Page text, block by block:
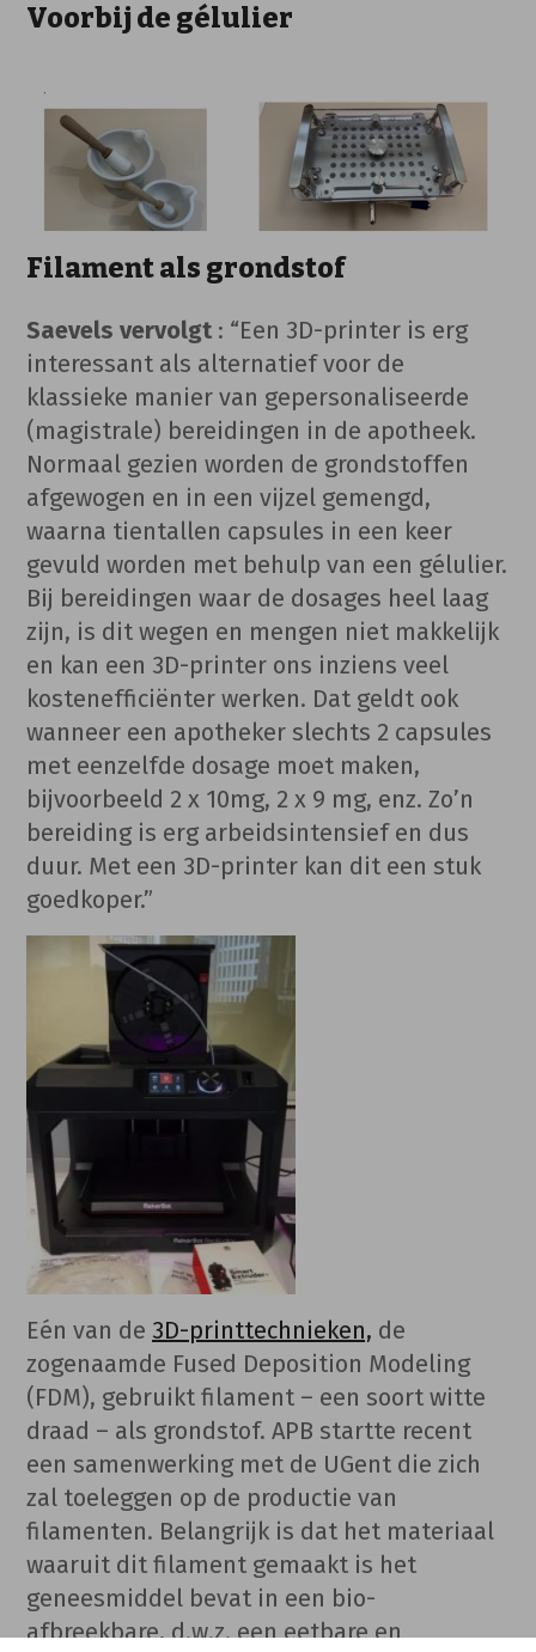
Voorbij de gélulier
Filament als grondstof
Saevels vervolgt : “Een 3D-printer is erg
interessant als alternatief voor de
klassieke manier van gepersonaliseerde
(magistrale) bereidingen in de apotheek.
Normaal gezien worden de grondstoffen
afgewogen en in een vijzel gemengd,
waarna tientallen capsules in een keer
gevuld worden met behulp van een gélulier.
Bij bereidingen waar de dosages heel laag
zijn, is dit wegen en mengen niet makkelijk
en kan een 3D-printer ons inziens veel
kostenefficiënter werken. Dat geldt ook
wanneer een apotheker slechts 2 capsules
met eenzelfde dosage moet maken,
bijvoorbeeld 2 x 10mg, 2 x 9 mg, enz. Zo’n
bereiding is erg arbeidsintensief en dus
duur. Met een 3D-printer kan dit een stuk
goedkoper.”
Eén van de 3D-printtechnieken, de
zogenaamde Fused Deposition Modeling
(FDM), gebruikt filament – een soort witte
draad – als grondstof. APB startte recent
een samenwerking met de UGent die zich
zal toeleggen op de productie van
filamenten. Belangrijk is dat het materiaal
waaruit dit filament gemaakt is het
geneesmiddel bevat in een bio-
afbreekbare, d.w.z. een eetbare en